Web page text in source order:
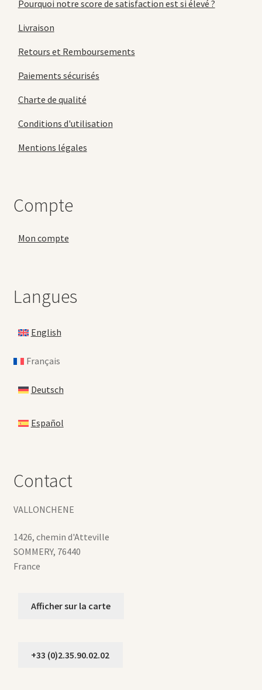
Pourquoi notre score de satisfaction est si élevé ?
Livraison
Retours et Remboursements
Paiements sécurisés
Charte de qualité
Conditions d'utilisation
Mentions légales
Compte
Mon compte
Langues
English
Français
Deutsch
Español
Contact
VALLONCHENE
1426, chemin d'Atteville
SOMMERY, 76440
France
Afficher sur la carte
+33 (0)2.35.90.02.02